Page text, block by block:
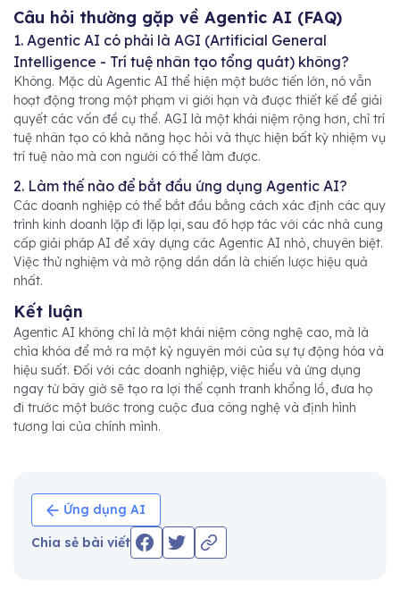
Câu hỏi thường gặp về Agentic AI (FAQ)
1. Agentic AI có phải là AGI (Artificial General
Intelligence - Trí tuệ nhân tạo tổng quát) không?
Không. Mặc dù Agentic AI thể hiện một bước tiến lớn, nó vẫn
hoạt động trong một phạm vi giới hạn và được thiết kế để giải
quyết các vấn đề cụ thể. AGI là một khái niệm rộng hơn, chỉ trí
tuệ nhân tạo có khả năng học hỏi và thực hiện bất kỳ nhiệm vụ
trí tuệ nào mà con người có thể làm được.
2. Làm thế nào để bắt đầu ứng dụng Agentic AI?
Các doanh nghiệp có thể bắt đầu bằng cách xác định các quy
trình kinh doanh lặp đi lặp lại, sau đó hợp tác với các nhà cung
cấp giải pháp AI để xây dựng các Agentic AI nhỏ, chuyên biệt.
Việc thử nghiệm và mở rộng dần dần là chiến lược hiệu quả
nhất.
Kết luận
Agentic AI không chỉ là một khái niệm công nghệ cao, mà là
chìa khóa để mở ra một kỷ nguyên mới của sự tự động hóa và
hiệu suất. Đối với các doanh nghiệp, việc hiểu và ứng dụng
ngay từ bây giờ sẽ tạo ra lợi thế cạnh tranh khổng lồ, đưa họ
đi trước một bước trong cuộc đua công nghệ và định hình
tương lai của chính mình.
Ứng dụng AI
Chia sẻ bài viết